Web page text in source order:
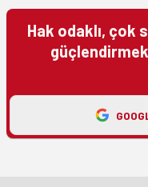
Hak odaklı, çok